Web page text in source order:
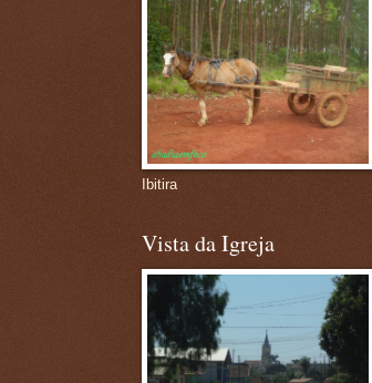
Ibitira
Vista da Igreja